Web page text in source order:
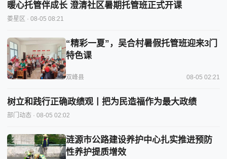
暖心托管伴成长 澄清社区暑期托管班正式开课
娄星区 · 08-05 08:21
“精彩一夏”，吴合村暑假托管班迎来3门
特色课
双峰县 08-05 02:21
树立和践行正确政绩观丨把为民造福作为最大政绩
部门动态 · 08-05 02:02
涟源市公路建设养护中心扎实推进预防
性养护提质增效